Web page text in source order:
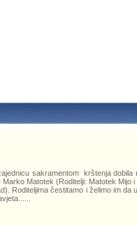
sakramentom krštenja dobila
Marko Matotek (Roditelji: Matotek Mijo
). Roditeljima čestitamo i želimo im da